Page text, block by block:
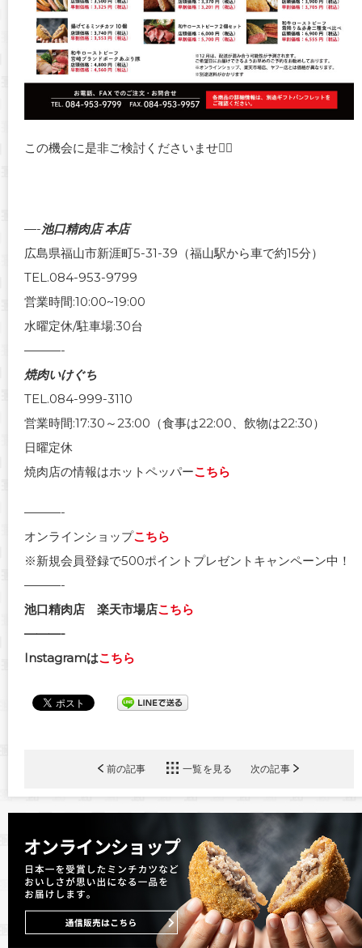
この機会に是非ご検討くださいませ🙇‍♀️
—-池口精肉店 本店
広島県福山市新涯町5-31-39（福山駅から車で約15分）
TEL.084-953-9799
営業時間:10:00~19:00
水曜定休/駐車場:30台
———-
焼肉いけぐち
TEL.084-999-3110
営業時間:17:30～23:00（食事は22:00、飲物は22:30）
日曜定休
焼肉店の情報はホットペッパーこちら
———-
オンラインショップこちら
※新規会員登録で500ポイントプレゼントキャンペーン中！
———-
池口精肉店 楽天市場店こちら
———-
Instagramはこちら
前の記事 一覧を見る 次の記事